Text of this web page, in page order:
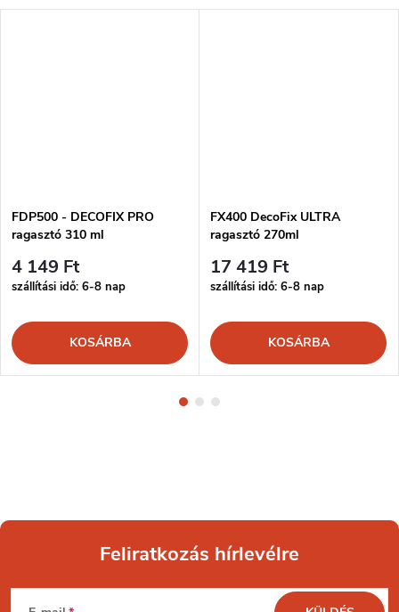
FDP500 - DECOFIX PRO
ragasztó 310 ml
4 149 Ft
szállítási idő: 6-8 nap
KOSÁRBA
FX400 DecoFix ULTRA
ragasztó 270ml
17 419 Ft
szállítási idő: 6-8 nap
KOSÁRBA
L
Feliratkozás hírlevélre